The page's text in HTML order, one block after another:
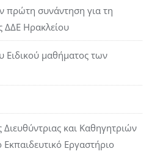
συνάντηση για τη
ΔΔΕ Ηρακλείου
Ειδικού μαθήματος των
και Καθηγητριών
Εργαστήριο